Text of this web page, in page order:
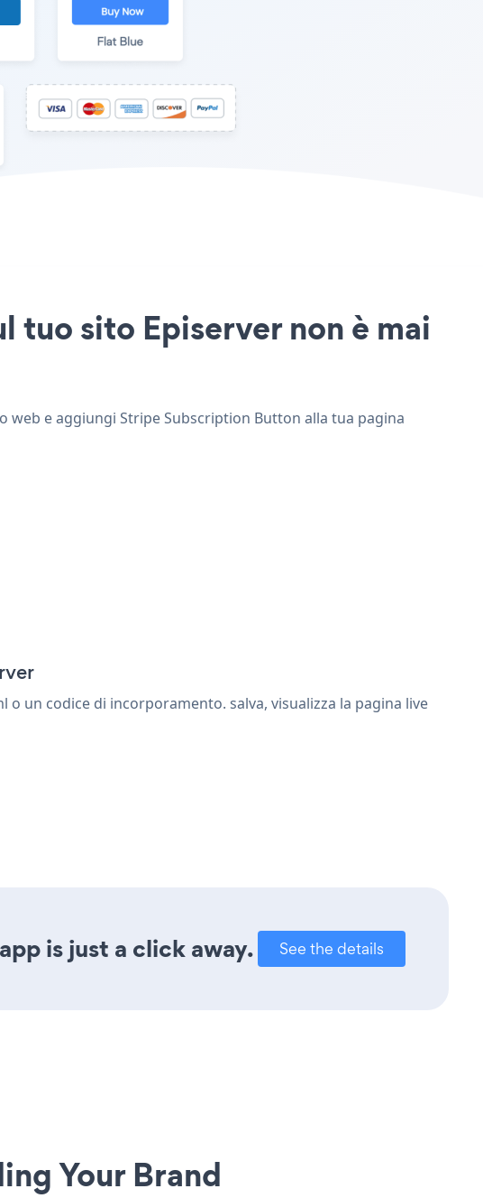
sito Episerver non è mai
web e aggiungi Stripe Subscription Button alla tua pagina
un codice di incorporamento. salva, visualizza la pagina live
is just a click away. See the details
Your Brand